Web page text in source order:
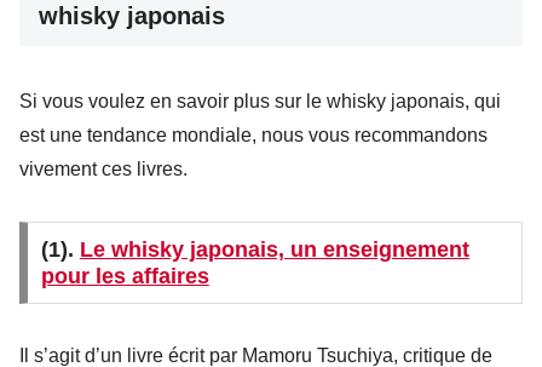
whisky japonais
Si vous voulez en savoir plus sur le whisky japonais, qui
est une tendance mondiale, nous vous recommandons
vivement ces livres.
(1). Le whisky japonais, un enseignement
pour les affaires
Il s’agit d’un livre écrit par Mamoru Tsuchiya, critique de